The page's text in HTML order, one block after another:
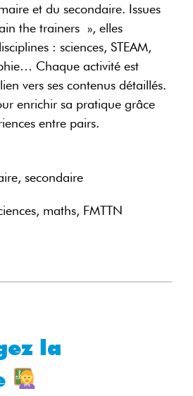
et du secondaire. Issues
the trainers », elles
: sciences, STEAM,
Chaque activité est
vers ses contenus détaillés.
enrichir sa pratique grâce
entre pairs.
secondaire
maths, FMTTN
la